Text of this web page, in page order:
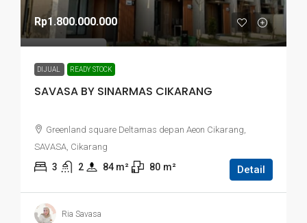
Rp1.800.000.000
DIJUAL READY STOCK
SAVASA BY SINARMAS CIKARANG
Greenland square Deltamas depan Aeon Cikarang,
SAVASA, Cikarang
3 2 84 m² 80 m² Detail
Ria Savasa